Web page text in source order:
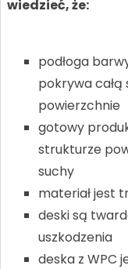
wiedzieć, że:
podłoga
pokrywa całą
powierzchnie
gotowy
strukturze
suchy
materiał jest
deski są
uszkodzenia
deska z WPC